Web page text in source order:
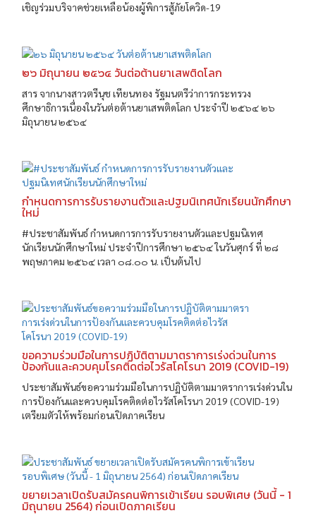
เชิญร่วมบริจาคช่วยเหลือน้องผู้พิการสู้ภัยโควิด-19
๒๖ มิถุนายน ๒๕๖๔ วันต่อต้านยาเสพติดโลก
สาร จากนางสาวตรีนุช เทียนทอง รัฐมนตรีว่าการกระทรวง
ศึกษาธิการเนื่องในวันต่อต้านยาเสพติดโลก ประจำปี ๒๕๖๔ ๒๖
มิถุนายน ๒๕๖๔
กำหนดการการรับรายงานตัวและปฐมนิเทศนักเรียนนักศึกษา
ใหม่
#ประชาสัมพันธ์ กำหนดการการรับรายงานตัวและปฐมนิเทศ
นักเรียนนักศึกษาใหม่ ประจำปีการศึกษา ๒๕๖๔ ในวันศุกร์ ที่ ๒๘
พฤษภาคม ๒๕๖๔ เวลา ๐๘.๐๐ น. เป็นต้นไป
ขอความร่วมมือในการปฏิบัติตามมาตราการเร่งด่วนในการ
ป้องกันและควบคุมโรคติดต่อไวรัสโคโรนา 2019 (COVID-19)
ประชาสัมพันธ์ขอความร่วมมือในการปฏิบัติตามมาตราการเร่งด่วนใน
การป้องกันและควบคุมโรคติดต่อไวรัสโคโรนา 2019 (COVID-19)
เตรียมตัวให้พร้อมก่อนเปิดภาคเรียน
ขยายเวลาเปิดรับสมัครคนพิการเข้าเรียน รอบพิเศษ (วันนี้ - 1
มิถุนายน 2564) ก่อนเปิดภาคเรียน